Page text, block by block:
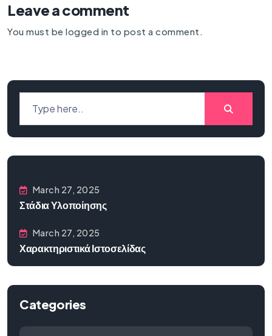
Leave a comment
You must be logged in to post a comment.
March 27, 2025
Στάδια Υλοποίησης
March 27, 2025
Χαρακτηριστικά Ιστοσελίδας
Categories